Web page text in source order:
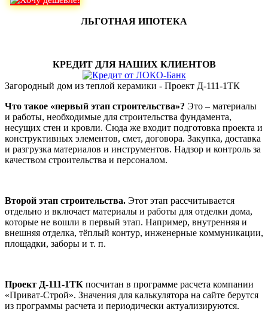
ЛЬГОТНАЯ ИПОТЕКА
КРЕДИТ ДЛЯ НАШИХ КЛИЕНТОВ
Загородный дом из теплой керамики - Проект Д-111-1ТК
Что такое «первый этап строительства»? Это – материалы
и работы, необходимые для строительства фундамента,
несущих стен и кровли. Сюда же входит подготовка проекта и
конструктивных элементов, смет, договора. Закупка, доставка
и разгрузка материалов и инструментов. Надзор и контроль за
качеством строительства и персоналом.
Второй этап строительства. Этот этап рассчитывается
отдельно и включает материалы и работы для отделки дома,
которые не вошли в первый этап. Например, внутренняя и
внешняя отделка, тёплый контур, инженерные коммуникации,
площадки, заборы и т. п.
Проект Д-111-1ТК посчитан в программе расчета компании
«Приват-Строй». Значения для калькулятора на сайте берутся
из программы расчета и периодически актуализируются.